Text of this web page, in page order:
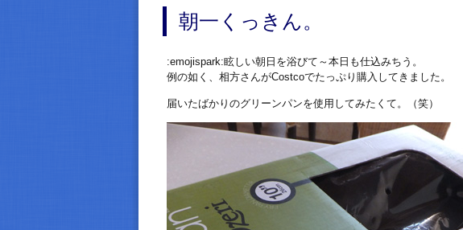
朝一くっきん。
:emojispark:眩しい朝日を浴びて～本日も仕込みちう。
例の如く、相方さんがCostcoでたっぷり購入してきました。
届いたばかりのグリーンパンを使用してみたくて。（笑）